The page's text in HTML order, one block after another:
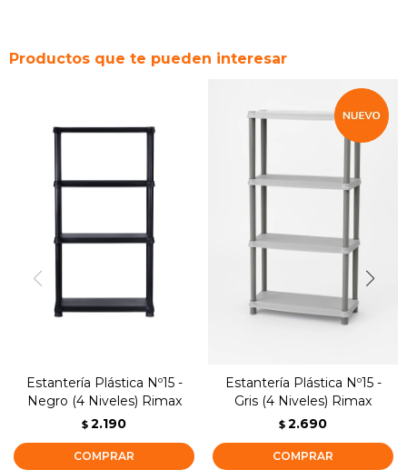
Productos que te pueden interesar
Estantería Plástica Nº15 -
Negro (4 Niveles) Rimax
$ 2.190
Estantería Plástica Nº15 -
Gris (4 Niveles) Rimax
$ 2.690